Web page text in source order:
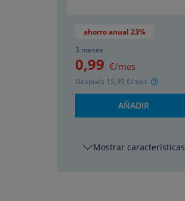
ahorro anual 23%
3 meses
0,99 €/mes
Después 15,99 €/mes
AÑADIR
características